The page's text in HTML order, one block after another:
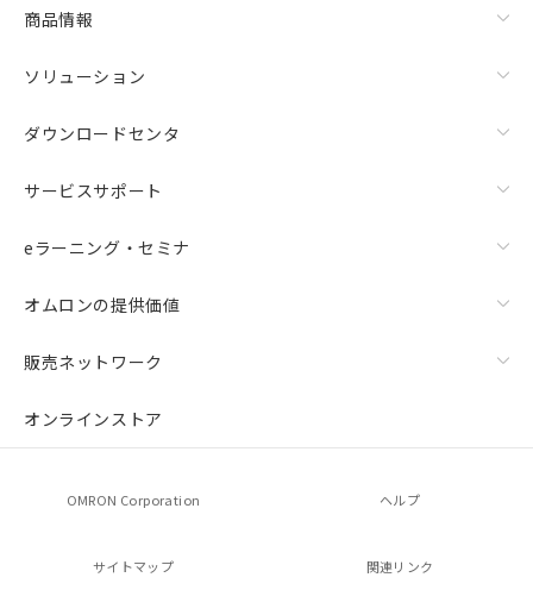
商品情報
ソリューション
ダウンロードセンタ
サービスサポート
eラーニング・セミナ
オムロンの提供価値
販売ネットワーク
オンラインストア
OMRON Corporation ヘルプ
サイトマップ 関連リンク